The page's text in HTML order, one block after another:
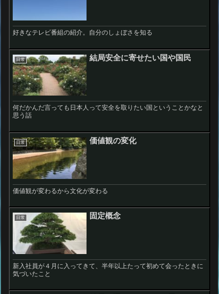
好きなテレビ番組の紹介。自分のしょぼさを知る
日常 結局安全に寄せたい国や国民
何だかんだ言っても日本人って安全を取りたい国ということかなと
思う話
日常 価値観の変化
価値観が変わるから文化が変わる
日常 固定概念
新入社員が４月に入ってきて、半年以上たって初めて会ったときに
気づいたこと